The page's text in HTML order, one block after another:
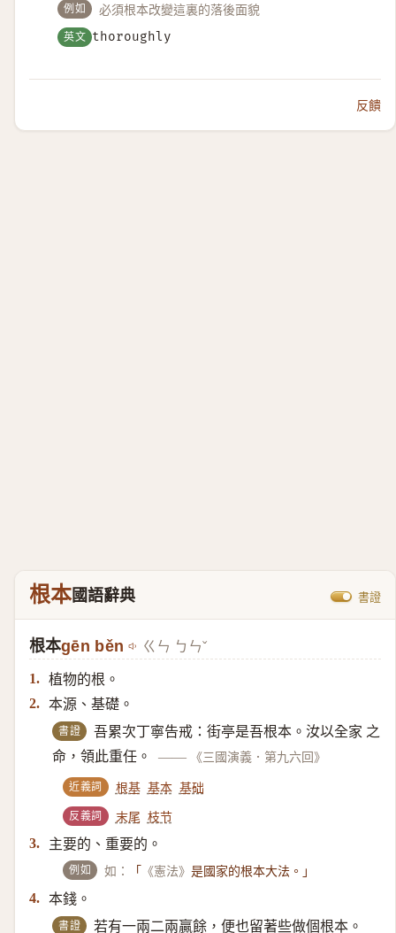
例如 必須根本改變這裏的落後面貌
英文 thoroughly
反饋
根本國語辭典 書證
根本gēn běn ㄍㄣ ㄅㄣˇ
1. 植物的根。
2. 本源、基礎。
書證
吾累次丁寧告戒：街亭是吾根本。汝以全家 之
命，領此重任。
—— 《三國演義．第九六回》
近義詞 根基 基本 基础
反義詞 末尾 枝节
3. 主要的、重要的。
例如 如： 「 《憲法》是國家的根本大法。」
4. 本錢。
書證 若有一兩二兩贏餘，便也留著些做個根本。